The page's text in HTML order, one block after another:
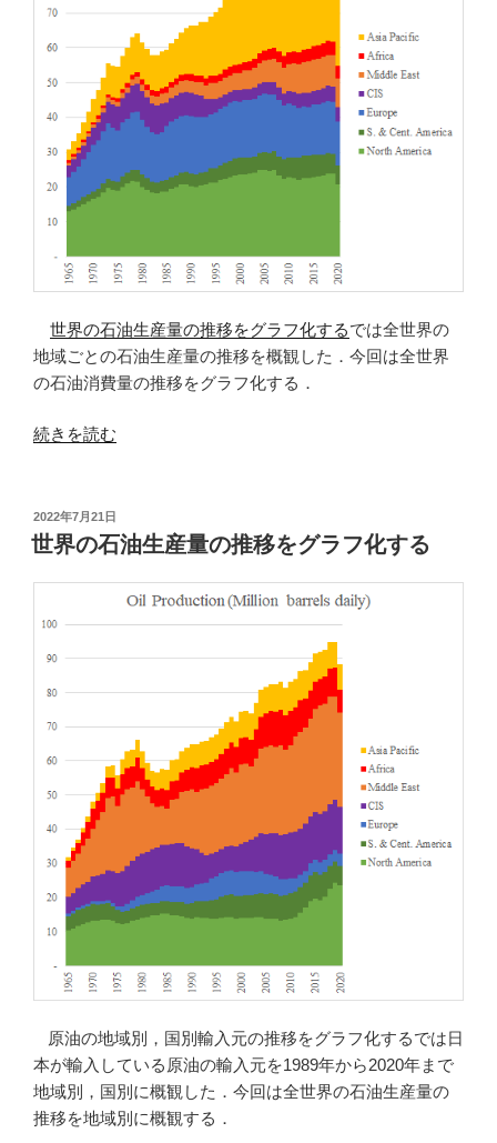
の
を
グ
化
す
世界の石油生産量の推移をグラフ化するでは全世界の
地域ごとの石油生産量の推移を概観した．今回は全世界
の石油消費量の推移をグラフ化する．
“全
の
石
費
推
移
ラ
フ
化
の
続きを読む
投
稿
日:
2022年7月21日
世界の石油生産量の推移をグラフ化する
原油の地域別，国別輸入元の推移をグラフ化するでは日
本が輸入している原油の輸入元を1989年から2020年まで
地域別，国別に概観した．今回は全世界の石油生産量の
推移を地域別に概観する．